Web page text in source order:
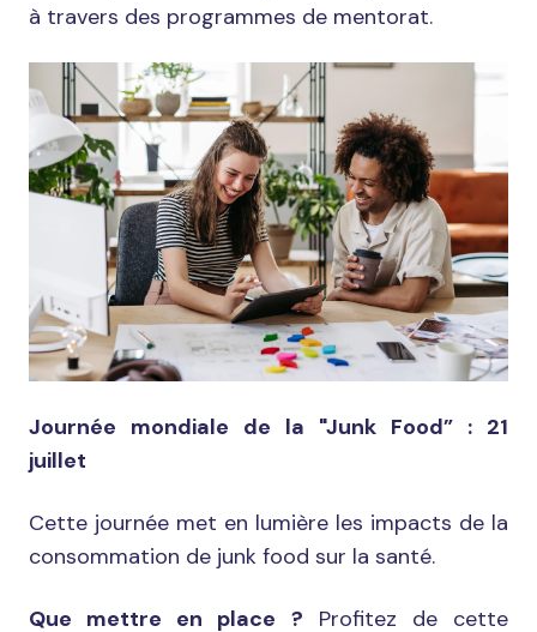
à travers des programmes de mentorat.
Journée mondiale de la "Junk Food” : 21
juillet
Cette journée met en lumière les impacts de la
consommation de junk food sur la santé.
Que mettre en place ? Profitez de cette